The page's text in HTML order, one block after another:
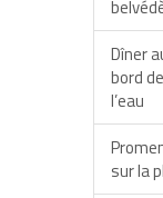
Dîner
bord de
l’eau
sur la